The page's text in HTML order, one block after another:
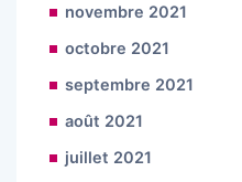
novembre 2021
octobre 2021
septembre 2021
août 2021
juillet 2021